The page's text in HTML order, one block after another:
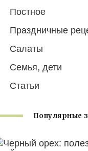
Постное
Праздничные
Салаты
Семья, дети
Статьи
Популярные